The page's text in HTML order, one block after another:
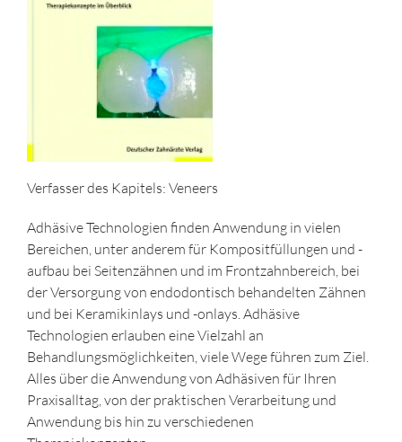
Verfasser des Kapitels: Veneers
Adhäsive Technologien finden Anwendung in vielen
Bereichen, unter anderem für Kompositfüllungen und -
aufbau bei Seitenzähnen und im Frontzahnbereich, bei
der Versorgung von endodontisch behandelten Zähnen
und bei Keramikinlays und -onlays. Adhäsive
Technologien erlauben eine Vielzahl an
Behandlungsmöglichkeiten, viele Wege führen zum Ziel.
Alles über die Anwendung von Adhäsiven für Ihren
Praxisalltag, von der praktischen Verarbeitung und
Anwendung bis hin zu verschiedenen